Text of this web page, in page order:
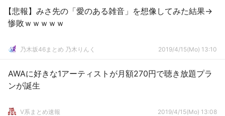
【悲報】みさ先の「愛のある雑音」を想像してみた結果→
惨敗ｗｗｗｗｗ
乃木坂46まとめ 乃木りんく 2019/4/15(Mo) 13:10
AWAに好きな1アーティストが月額270円で聴き放題プラ
ンが誕生
V系まとめ速報 2019/4/15(Mo) 13:08